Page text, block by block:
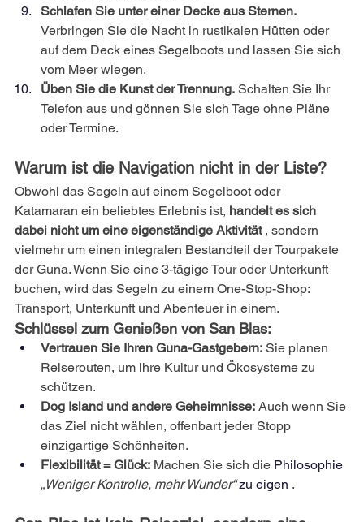
Schlafen Sie unter einer Decke aus Sternen.
Verbringen Sie die Nacht in rustikalen Hütten oder
auf dem Deck eines Segelboots und lassen Sie sich
vom Meer wiegen.
Üben Sie die Kunst der Trennung. Schalten Sie Ihr
Telefon aus und gönnen Sie sich Tage ohne Pläne
oder Termine.
Warum ist die Navigation nicht in der Liste?
Obwohl das Segeln auf einem Segelboot oder
Katamaran ein beliebtes Erlebnis ist, handelt es sich
dabei nicht um eine eigenständige Aktivität , sondern
vielmehr um einen integralen Bestandteil der Tourpakete
der Guna. Wenn Sie eine 3-tägige Tour oder Unterkunft
buchen, wird das Segeln zu einem One-Stop-Shop:
Transport, Unterkunft und Abenteuer in einem.
Schlüssel zum Genießen von San Blas:
Vertrauen Sie Ihren Guna-Gastgebern: Sie planen
Reiserouten, um ihre Kultur und Ökosysteme zu
schützen.
Dog Island und andere Geheimnisse: Auch wenn Sie
das Ziel nicht wählen, offenbart jeder Stopp
einzigartige Schönheiten.
Flexibilität = Glück: Machen Sie sich die Philosophie
„Weniger Kontrolle, mehr Wunder“ zu eigen .